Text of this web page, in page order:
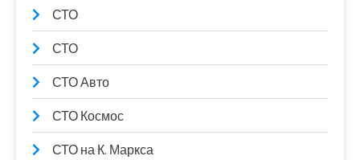
СТО
СТО
СТО Авто
СТО Космос
СТО на К. Маркса